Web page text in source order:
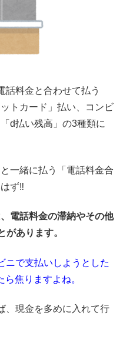
話料金と合わせて払う
トカード」払い、コンビ
d払い残高」の3種類に
一緒に払う「電話料金合
ず‼
電話料金の滞納やその他
あります。
ニで支払いしようとした
焦りますよね。
、現金を多めに入れて行